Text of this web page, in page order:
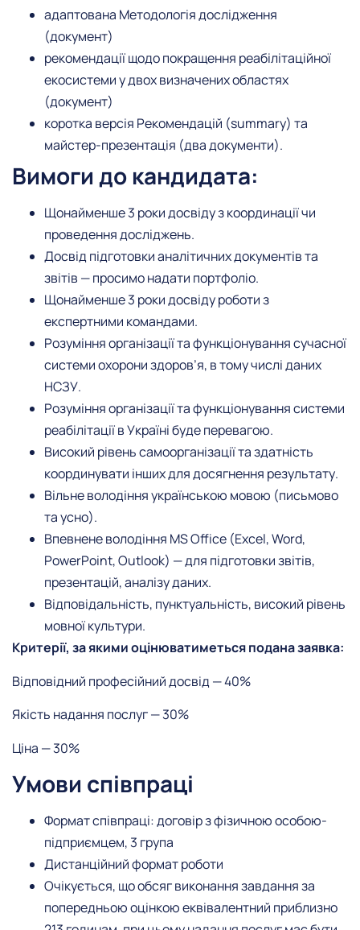
адаптована Методологія дослідження
(документ)
рекомендації щодо покращення реабілітаційної
екосистеми у двох визначених областях
(документ)
коротка версія Рекомендацій (summary) та
майстер-презентація (два документи).
Вимоги до кандидата:
Щонайменше 3 роки досвіду з координації чи
проведення досліджень.
Досвід підготовки аналітичних документів та
звітів — просимо надати портфоліо.
Щонайменше 3 роки досвіду роботи з
експертними командами.
Розуміння організації та функціонування сучасної
системи охорони здоров’я, в тому числі даних
НСЗУ.
Розуміння організації та функціонування системи
реабілітації в Україні буде перевагою.
Високий рівень самоорганізації та здатність
координувати інших для досягнення результату.
Вільне володіння українською мовою (письмово
та усно).
Впевнене володіння MS Office (Excel, Word,
PowerPoint, Outlook) — для підготовки звітів,
презентацій, аналізу даних.
Відповідальність, пунктуальність, високий рівень
мовної культури.
Критерії, за якими оцінюватиметься подана заявка:
Відповідний професійний досвід — 40%
Якість надання послуг — 30%
Ціна — 30%
Умови співпраці
Формат співпраці: договір з фізичною особою-
підприємцем, 3 група
Дистанційний формат роботи
Очікується, що обсяг виконання завдання за
попередньою оцінкою еквівалентний приблизно